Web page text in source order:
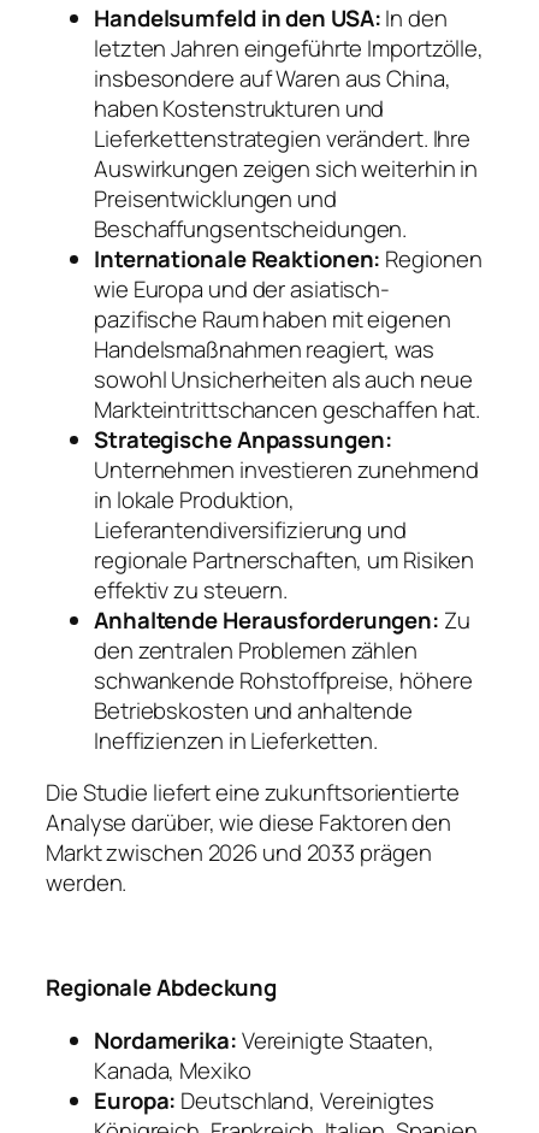
Handelsumfeld in den USA:In den
letzten Jahren eingeführte Importzölle,
insbesondere auf Waren aus China,
haben Kostenstrukturen und
Lieferkettenstrategien verändert. Ihre
Auswirkungen zeigen sich weiterhin in
Preisentwicklungen und
Beschaffungsentscheidungen.
Internationale Reaktionen: Regionen
wie Europa und der asiatisch-
pazifische Raum haben mit eigenen
Handelsmaßnahmen reagiert, was
sowohl Unsicherheiten als auch neue
Markteintrittschancen geschaffen hat.
Strategische Anpassungen:
Unternehmen investieren zunehmend
in lokale Produktion,
Lieferantendiversifizierung und
regionale Partnerschaften, um Risiken
effektiv zu steuern.
Anhaltende Herausforderungen: Zu
den zentralen Problemen zählen
schwankende Rohstoffpreise, höhere
Betriebskosten und anhaltende
Ineffizienzen in Lieferketten.
Die Studie liefert eine zukunftsorientierte
Analyse darüber, wie diese Faktoren den
Markt zwischen 2026 und 2033 prägen
werden.
Regionale Abdeckung
Nordamerika:Vereinigte Staaten,
Kanada, Mexiko
Europa: Deutschland, Vereinigtes